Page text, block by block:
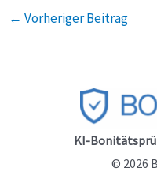
← Vorheriger Beitrag
KI-
© 2026